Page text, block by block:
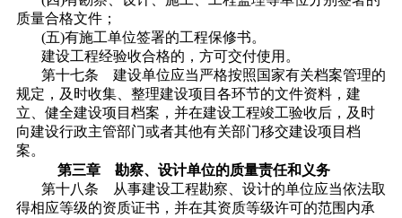
质量合格文件；
(五)有施工单位签署的工程保修书。
建设工程经验收合格的，方可交付使用。
第十七条 建设单位应当严格按照国家有关档案管理的
规定，及时收集、整理建设项目各环节的文件资料，建
立、健全建设项目档案，并在建设工程竣工验收后，及时
向建设行政主管部门或者其他有关部门移交建设项目档
案。
第三章 勘察、设计单位的质量责任和义务
第十八条 从事建设工程勘察、设计的单位应当依法取
得相应等级的资质证书，并在其资质等级许可的范围内承